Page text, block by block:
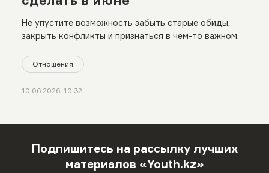
Не упустите возможность забыть старые обиды,
закрыть конфликты и признаться в чем-то важном.
Отношения
10.06.2026, 10:32
Подпишитесь на рассылку лучших
материалов «Youth.kz»